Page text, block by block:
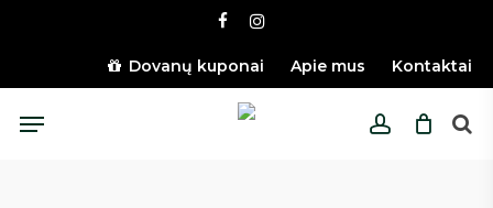
content
facebookinstagram
Dovanų kuponai Apie mus Kontaktai
account
Menu